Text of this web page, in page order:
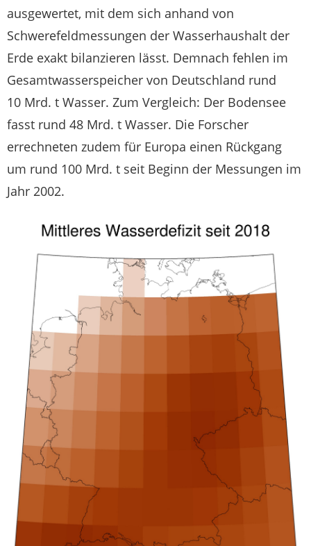
ausgewertet, mit dem sich anhand von
Schwerefeldmessungen der Wasserhaushalt der
Erde exakt bilanzieren lässt. Demnach fehlen im
Gesamtwasserspeicher von Deutschland rund
10 Mrd. t Wasser. Zum Vergleich: Der Bodensee
fasst rund 48 Mrd. t Wasser. Die Forscher
errechneten zudem für Europa einen Rückgang
um rund 100 Mrd. t seit Beginn der Messungen im
Jahr 2002.